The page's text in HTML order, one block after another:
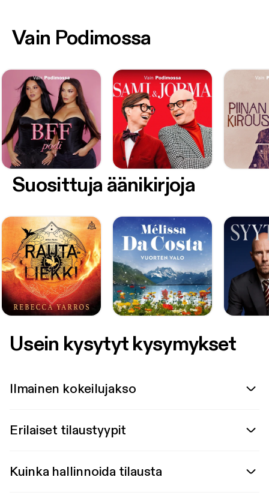
Vain Podimossa
Suosittuja äänikirjoja
Usein kysytyt kysymykset
Ilmainen kokeilujakso
Erilaiset tilaustyypit
Kuinka hallinnoida tilausta